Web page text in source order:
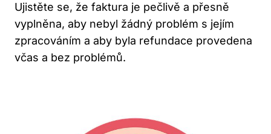
Ujistěte se, že faktura je pečlivě a přesně
vyplněna, aby nebyl žádný problém s jejím
zpracováním a aby byla refundace provedena
včas a bez problémů.